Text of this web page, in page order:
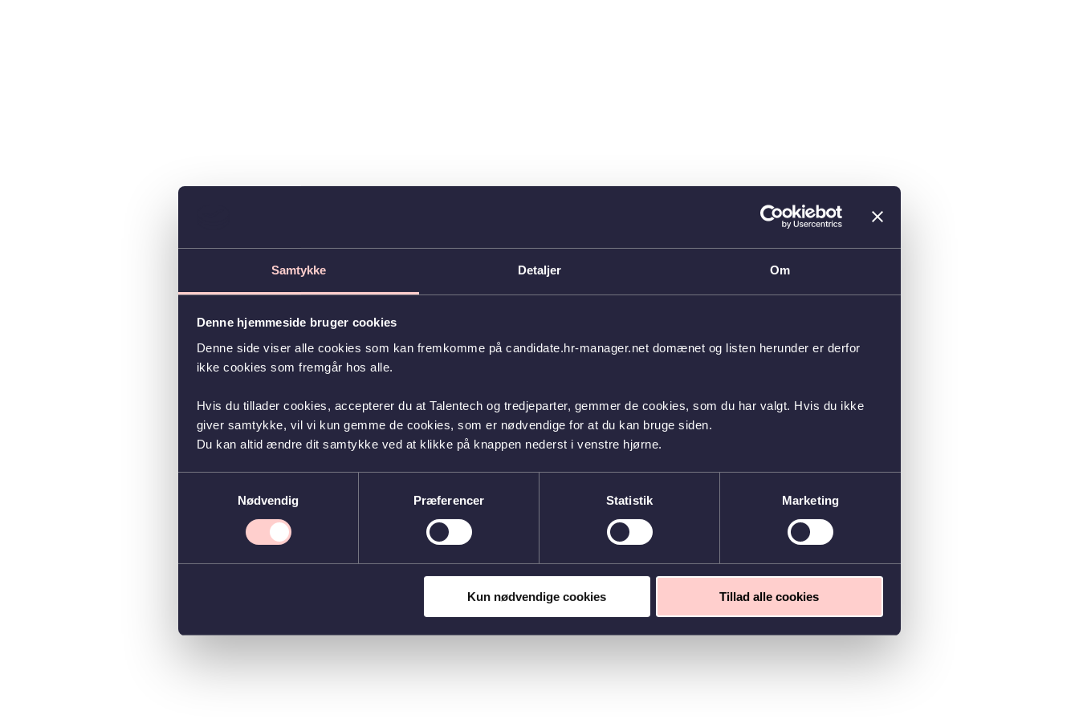
Samtykke Detaljer Om
Denne hjemmeside bruger cookies
Denne side viser alle cookies som kan fremkomme på candidate.hr-manager.net domænet og listen herunder er derfor
ikke cookies som fremgår hos alle.
Hvis du tillader cookies, accepterer du at Talentech og tredjeparter, gemmer de cookies, som du har valgt. Hvis du ikke
giver samtykke, vil vi kun gemme de cookies, som er nødvendige for at du kan bruge siden.
Du kan altid ændre dit samtykke ved at klikke på knappen nederst i venstre hjørne.
Nødvendig
Præferencer Statistik Marketing
Kun nødvendige cookies Tillad alle cookies